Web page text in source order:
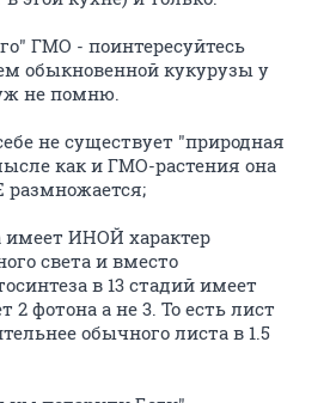
ГМО - поинтересуйтесь
обыкновенной кукурузы у
не помню.
не существует "природная
как и ГМО-растения она
размножается;
имеет ИНОЙ характер
света и вместо
в 13 стадий имеет
2 фотона а не 3. То есть лист
обычного листа в 1.5